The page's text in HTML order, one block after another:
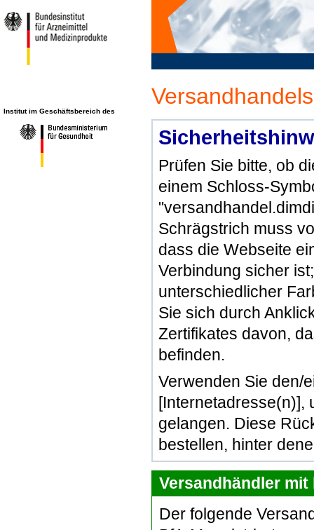
Institut im Geschäftsbereich des
Prüfen Sie bitte, ob
einem Schloss-
Schrägstrich muss
dass die Webseite
Verbindung sicher
unterschiedlicher
Sie sich durch
Zertifikates davon,
befinden.
Verwenden Sie den/
[Internetadresse(n)],
gelangen. Diese
bestellen, hinter
Versandhändler
Der folgende